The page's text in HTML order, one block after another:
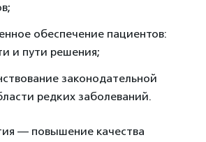
обеспечение пациентов:
и пути решения;
законодательной
редких заболеваний.
— повышение качества